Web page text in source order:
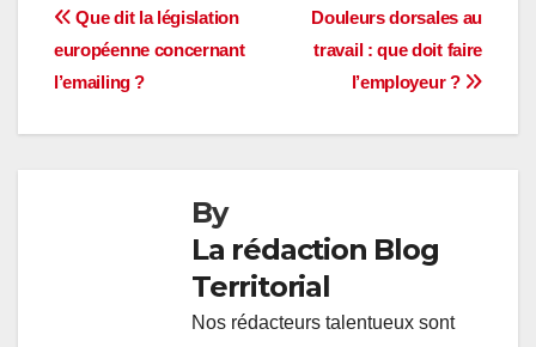
Navigation
de
l’article
Douleurs dorsales au
travail : que doit faire
l’employeur ?
Que dit la législation
européenne concernant
l’emailing ?
By
La rédaction Blog
Territorial
Nos rédacteurs talentueux sont